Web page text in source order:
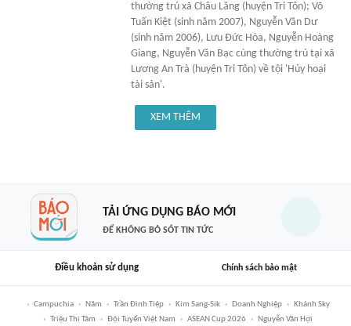
thường trú xã Châu Lăng (huyện Tri Tôn); Võ
Tuấn Kiệt (sinh năm 2007), Nguyễn Văn Dư
(sinh năm 2006), Lưu Đức Hòa, Nguyễn Hoàng
Giang, Nguyễn Văn Bạc cùng thường trú tại xã
Lương An Trà (huyện Tri Tôn) về tội 'Hủy hoại
tài sản'.
XEM THÊM
TẢI ỨNG DỤNG BÁO MỚI
ĐỂ KHÔNG BỎ SÓT TIN TỨC
Điều khoản sử dụng Chính sách bảo mật
Campuchia Năm Trần Đình Tiệp Kim Sang-Sik Doanh Nghiệp
Khánh Sky
Triệu Thị Tâm
Đội Tuyển Việt Nam ASEAN Cup 2026 Nguyễn Văn Hợi